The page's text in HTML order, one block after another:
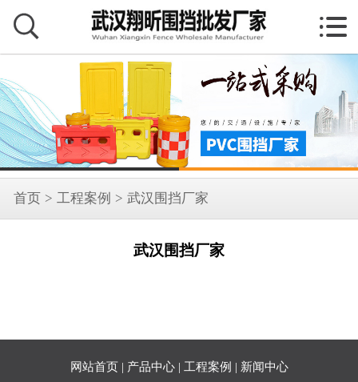


首页 > 工程案例 > 武汉围挡厂家
武汉围挡厂家
网站首页| 产品中心| 工程案例 | 新闻中心